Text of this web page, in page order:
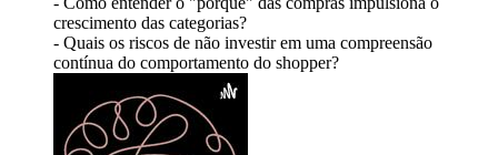
crescimento das categorias?
- Quais os riscos de não investir em uma compreensão
contínua do comportamento do shopper?